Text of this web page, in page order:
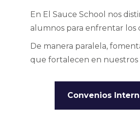
En El Sauce School nos
alumnos para enfrentar
De manera paralela,
que fortalecen en nuestros
Convenios